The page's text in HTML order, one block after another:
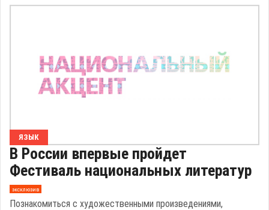
ЯЗЫК
В России впервые пройдет
Фестиваль национальных литератур
эксклюзив
Познакомиться с художественными произведениями,